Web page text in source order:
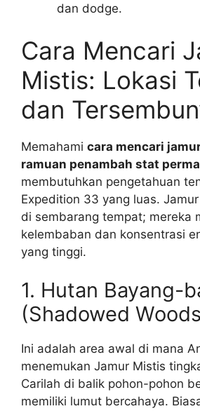
dan dodge.
Cara Mencari
Mistis: Lokasi
dan
Memahami cara mencari
ramuan penambah stat
membutuhkan pengetahuan
Expedition 33 yang luas.
di sembarang tempat; mereka
kelembaban dan konsentrasi
yang tinggi.
1. Hutan Bayang-
(Shadowed
Ini adalah area awal di mana
menemukan Jamur Mistis
Carilah di balik pohon-pohon
memiliki lumut bercahaya.